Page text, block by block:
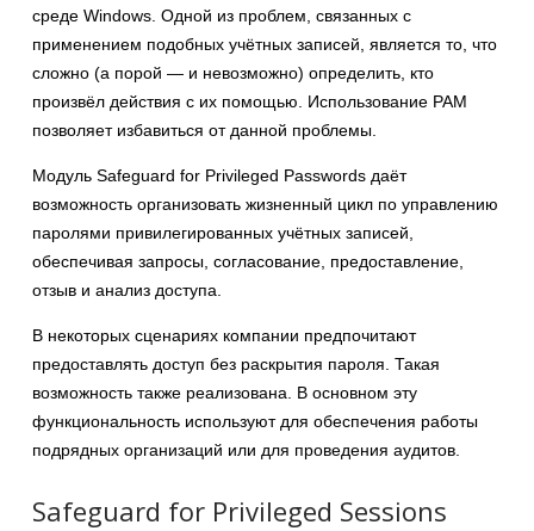
среде Windows. Одной из проблем, связанных с
применением подобных учётных записей, является то, что
сложно (а порой — и невозможно) определить, кто
произвёл действия с их помощью. Использование РАМ
позволяет избавиться от данной проблемы.
Модуль Safeguard for Privileged Passwords даёт
возможность организовать жизненный цикл по управлению
паролями привилегированных учётных записей,
обеспечивая запросы, согласование, предоставление,
отзыв и анализ доступа.
В некоторых сценариях компании предпочитают
предоставлять доступ без раскрытия пароля. Такая
возможность также реализована. В основном эту
функциональность используют для обеспечения работы
подрядных организаций или для проведения аудитов.
Safeguard for Privileged Sessions